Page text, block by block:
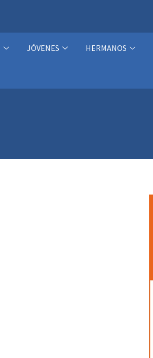
JÓVENES HERMANOS